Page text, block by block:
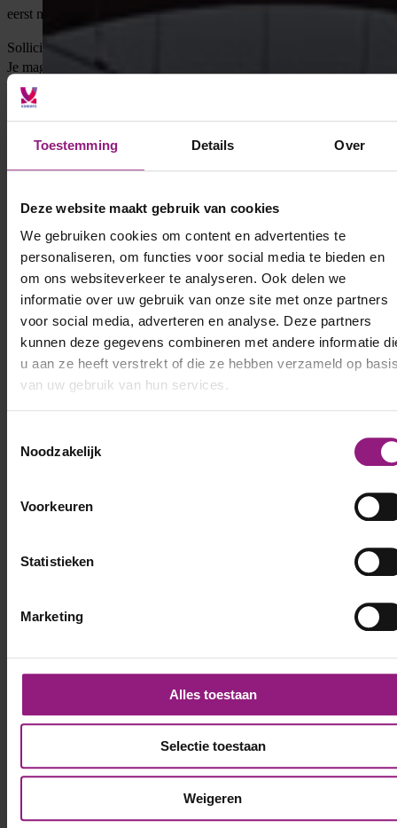
Toestemming Details Over
Deze website maakt gebruik van cookies
We gebruiken cookies om content en advertenties te
personaliseren, om functies voor social media te bieden en
om ons websiteverkeer te analyseren. Ook delen we
informatie over uw gebruik van onze site met onze partners
voor social media, adverteren en analyse. Deze partners
kunnen deze gegevens combineren met andere informatie
u aan ze heeft verstrekt of die ze hebben verzameld op
van uw gebruik van hun services.
Noodzakelijk
Voorkeuren
Statistieken
Marketing
Alles toestaan
Selectie toestaan
Weigeren
eerst nog vragen? 06-26262260 – bellen of WhatsApp mag allebei.
Solliciteer direct
Je mag ook direct contact opnemen met
[email protected]
Voornaam *
Achternaam
LinkedIn profiel